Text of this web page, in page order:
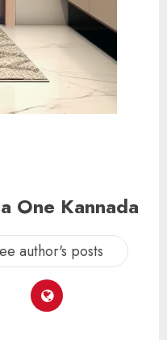
One Kannada
author's posts